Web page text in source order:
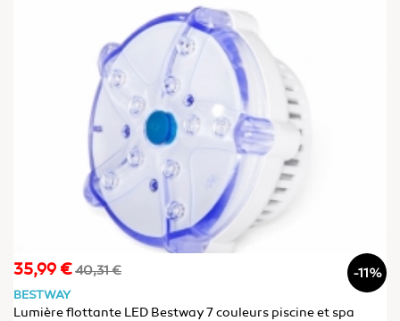
Prix
35,99 €Prix
40,31 € -11%
BESTWAY
Lumière flottante LED Bestway 7 couleurs piscine et spa